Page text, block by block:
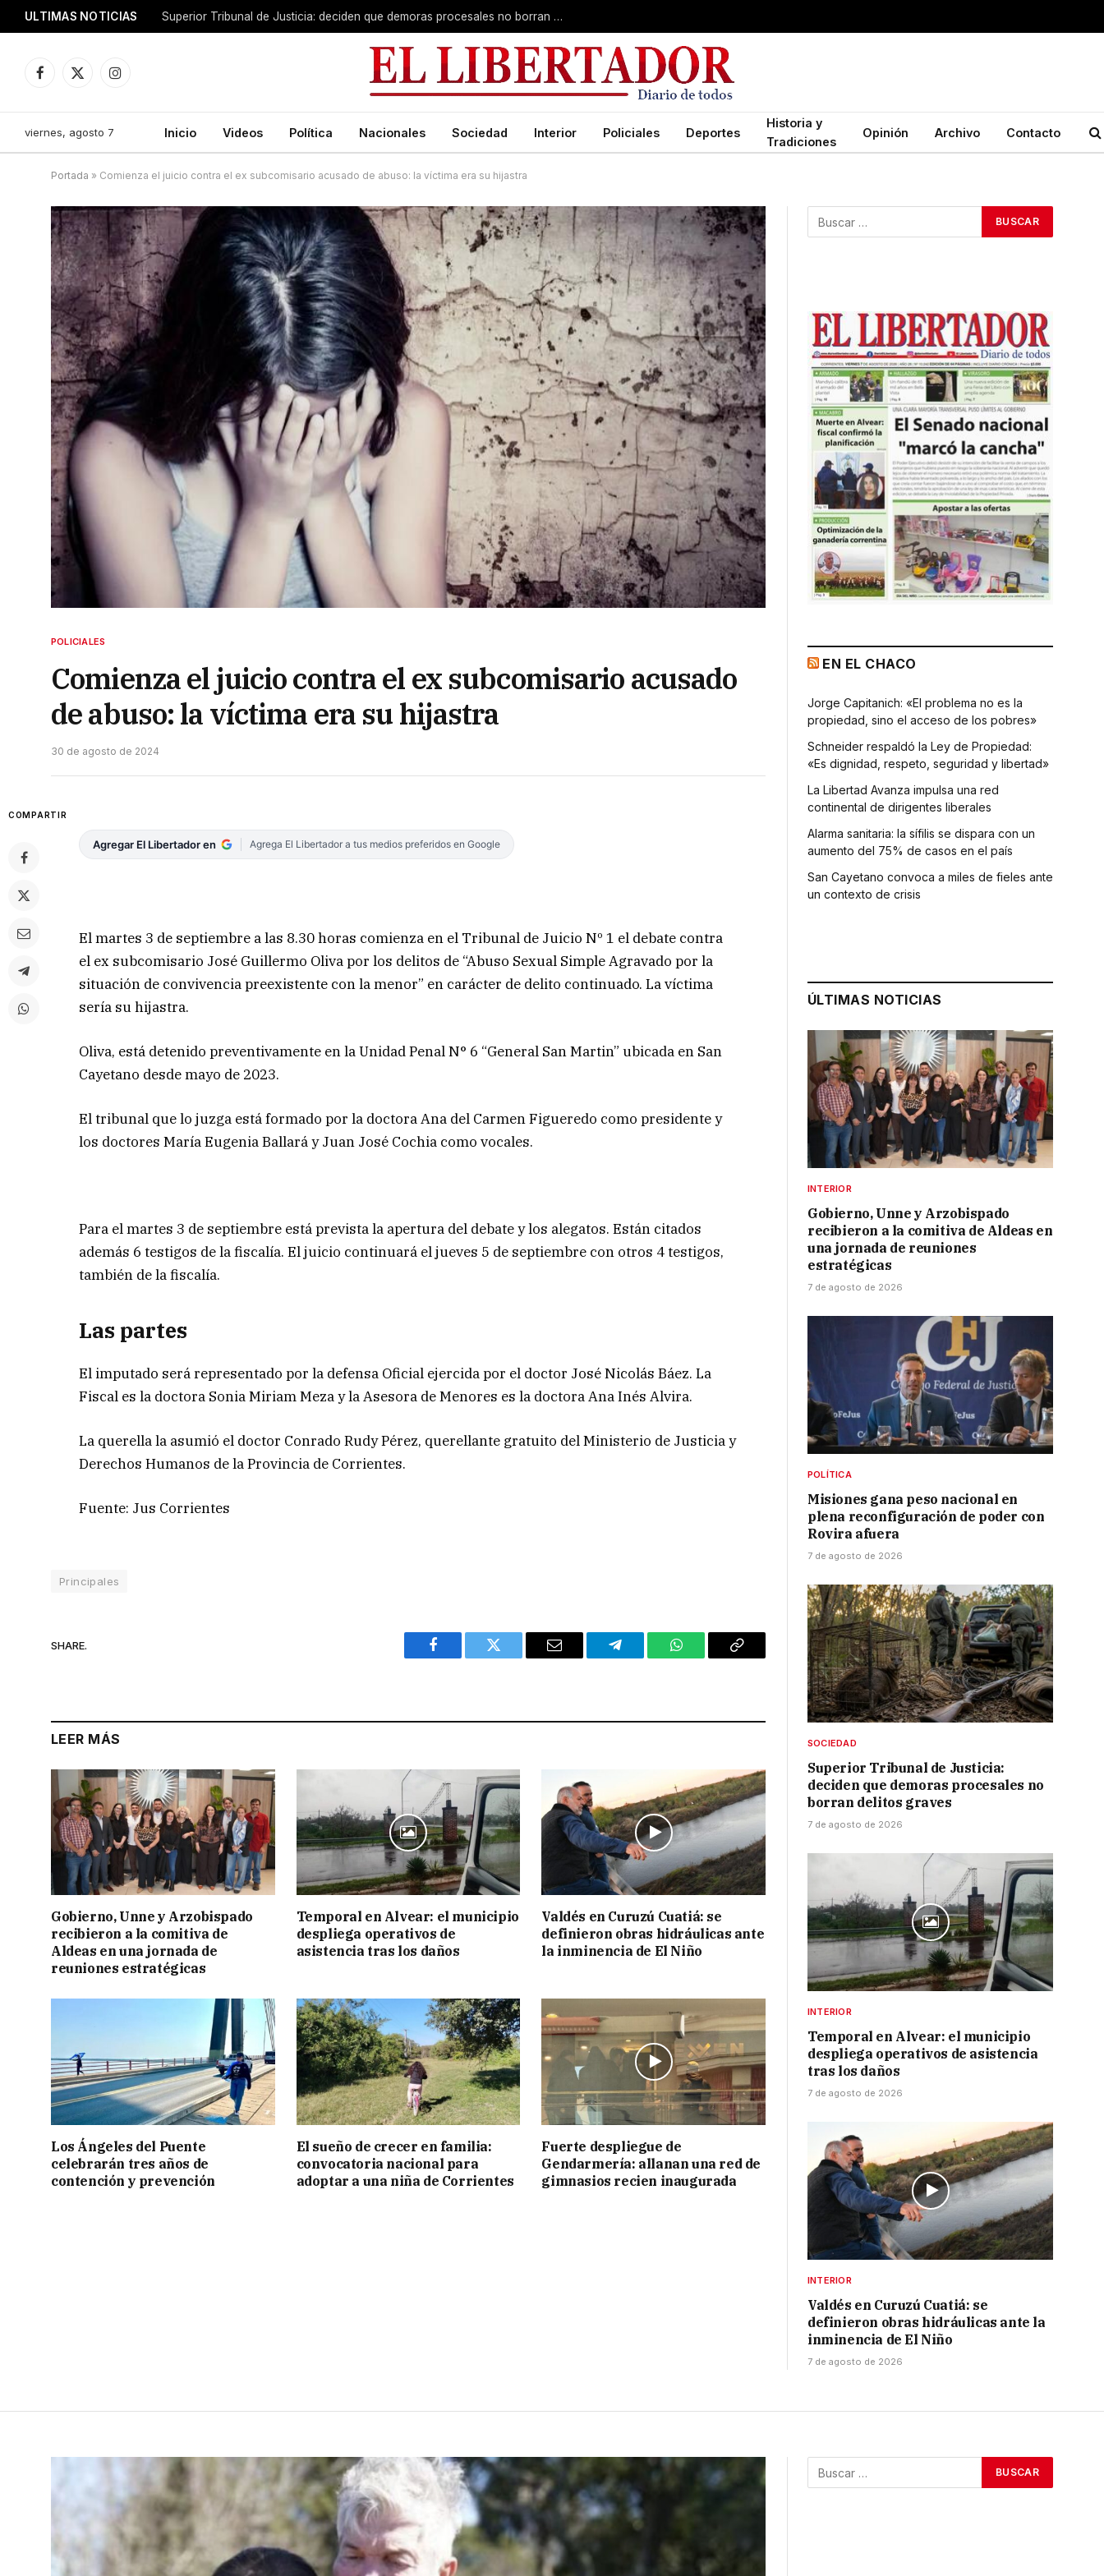
ULTIMAS NOTICIAS Superior Tribunal de Justicia: deciden que demoras procesales no borran delitos graves
Facebook
X
Instagram
viernes, agosto 7 Inicio Videos Política Nacionales Sociedad Interior Policiales Deportes
Historia y
Tradiciones
Opinión Archivo Contacto
Portada » Comienza el juicio contra el ex subcomisario acusado de abuso: la víctima era su hijastra
POLICIALES
Comienza el juicio contra el ex subcomisario acusado
de abuso: la víctima era su hijastra
30 de agosto de 2024
COMPARTIR
Agregar El Libertador en Agrega El Libertador a tus medios preferidos en Google
El martes 3 de septiembre a las 8.30 horas comienza en el Tribunal de Juicio Nº 1 el debate contra
el ex subcomisario José Guillermo Oliva por los delitos de “Abuso Sexual Simple Agravado por la
situación de convivencia preexistente con la menor” en carácter de delito continuado. La víctima
sería su hijastra.
Oliva, está detenido preventivamente en la Unidad Penal N° 6 “General San Martin” ubicada en San
Cayetano desde mayo de 2023.
El tribunal que lo juzga está formado por la doctora Ana del Carmen Figueredo como presidente y
los doctores María Eugenia Ballará y Juan José Cochia como vocales.
Para el martes 3 de septiembre está prevista la apertura del debate y los alegatos. Están citados
además 6 testigos de la fiscalía. El juicio continuará el jueves 5 de septiembre con otros 4 testigos,
también de la fiscalía.
Las partes
El imputado será representado por la defensa Oficial ejercida por el doctor José Nicolás Báez. La
Fiscal es la doctora Sonia Miriam Meza y la Asesora de Menores es la doctora Ana Inés Alvira.
La querella la asumió el doctor Conrado Rudy Pérez, querellante gratuito del Ministerio de Justicia y
Derechos Humanos de la Provincia de Corrientes.
Fuente: Jus Corrientes
Principales
SHARE.
Facebook Twitter Email Telegram WhatsAppCopy
LEER MÁS
Gobierno, Unne y Arzobispado
recibieron a la comitiva de
Aldeas en una jornada de
reuniones estratégicas
Temporal en Alvear: el municipio
despliega operativos de
asistencia tras los daños
Valdés en Curuzú Cuatiá: se
definieron obras hidráulicas ante
la inminencia de El Niño
Los Ángeles del Puente
celebrarán tres años de
contención y prevención
El sueño de crecer en familia:
convocatoria nacional para
adoptar a una niña de Corrientes
Fuerte despliegue de
Gendarmería: allanan una red de
gimnasios recien inaugurada
EN EL CHACO
Jorge Capitanich: «El problema no es la
propiedad, sino el acceso de los pobres»
Schneider respaldó la Ley de Propiedad:
«Es dignidad, respeto, seguridad y libertad»
La Libertad Avanza impulsa una red
continental de dirigentes liberales
Alarma sanitaria: la sífilis se dispara con un
aumento del 75% de casos en el país
San Cayetano convoca a miles de fieles ante
un contexto de crisis
ÚLTIMAS NOTICIAS
INTERIOR
Gobierno, Unne y Arzobispado
recibieron a la comitiva de Aldeas en
una jornada de reuniones
estratégicas
7 de agosto de 2026
POLÍTICA
Misiones gana peso nacional en
plena reconfiguración de poder con
Rovira afuera
7 de agosto de 2026
SOCIEDAD
Superior Tribunal de Justicia:
deciden que demoras procesales no
borran delitos graves
7 de agosto de 2026
INTERIOR
Temporal en Alvear: el municipio
despliega operativos de asistencia
tras los daños
7 de agosto de 2026
INTERIOR
Valdés en Curuzú Cuatiá: se
definieron obras hidráulicas ante la
inminencia de El Niño
7 de agosto de 2026